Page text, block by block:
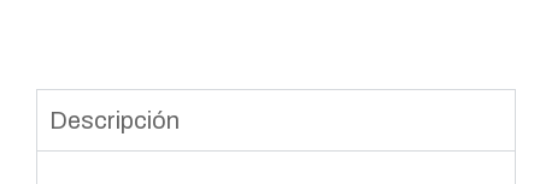
Descripción